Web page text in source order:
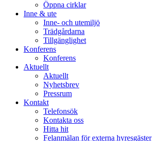
Öppna cirklar
Inne & ute
Inne- och utemiljö
Trädgårdarna
Tillgänglighet
Konferens
Konferens
Aktuellt
Aktuellt
Nyhetsbrev
Pressrum
Kontakt
Telefonsök
Kontakta oss
Hitta hit
Felanmälan för externa hyresgäster